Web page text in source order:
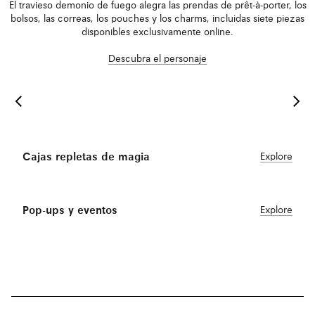
El travieso demonio de fuego alegra las prendas de prêt-à-porter, los
bolsos, las correas, los pouches y los charms, incluidas siete piezas
disponibles exclusivamente online.
Descubra el personaje
Cajas repletas de magia Explore
Pop-ups y eventos Explore